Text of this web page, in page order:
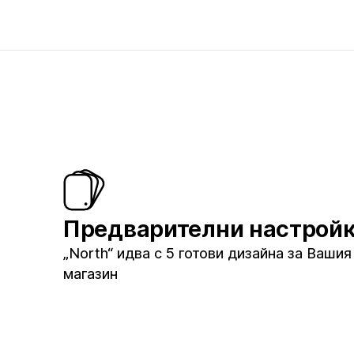
Предварителни
„North“ идва с 5 готови дизайна за Вашия
магазин